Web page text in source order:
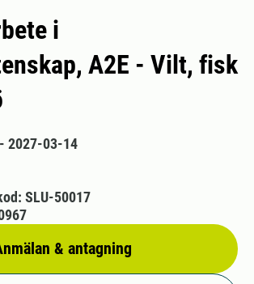
i
A2E - Vilt, fisk
2027-03-14
& antagning
SLU-50017